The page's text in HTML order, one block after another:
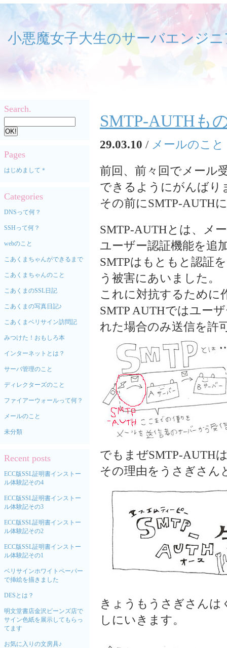
小悪魔女子大生のサーバエンジ
Search.
Pages
はじめまして＊
Categories
DNSって何？
SSHって何？
webのこと
こあくまちゃんができるまで
こあくまちゃんのこと
こあくまのSSL日記
こあくまの写真日記♪
こあくまベリサイン訪問記
みつけた！おもしろ本
インターネットとは？
サーバ管理のこと
ディレクターズのこと
ファイアーウォールって何？
メールのこと
未分類
Recent posts
ECC版SSL証明書インストー
ル体験記その4
ECC版SSL証明書インストー
ル体験記その3
ECC版SSL証明書インストー
ル体験記その2
ECC版SSL証明書インストー
ル体験記その1
ベリサインホワイトペーパー
で挿絵を描きました
DESとは？
明文堂書店金沢ビーンズ店で
サイン色紙を展示してもらっ
てます
お気に入りの文房具♪
SMTP-AUTHも
29.03.10 / メールのこと
前回、前々回でメール
できるようにがんばり
その前にSMTP-AUTH
SMTP-AUTHとは、メ
ユーザー認証機能を追
SMTPはもともと認証
う被害にあいました。
これに対抗するために
SMTP AUTHではユー
れた場合のみ送信を許
でもまぜSMTP-AUTH
その理由をうさぎさん
きょうもうさぎさんは
しにいきます。